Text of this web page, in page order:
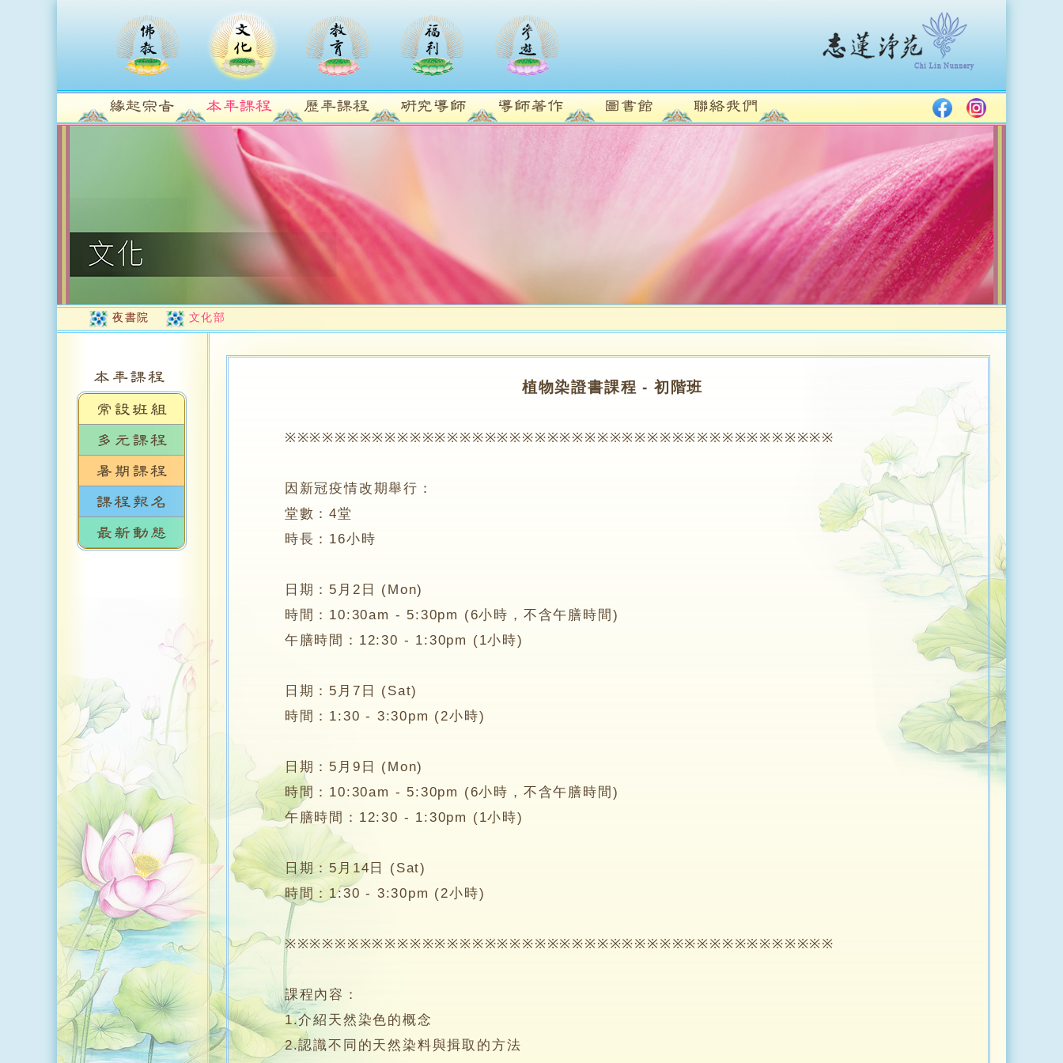
夜書院 文化部
植物染證書課程 - 初階班
※※※※※※※※※※※※※※※※※※※※※※※※※※※※※※※※※※※※※※※※※※※※
因新冠疫情改期舉行：
堂數：4堂
時長：16小時
日期：5月2日 (Mon)
時間：10:30am - 5:30pm (6小時，不含午膳時間)
午膳時間：12:30 - 1:30pm (1小時)
日期：5月7日 (Sat)
時間：1:30 - 3:30pm (2小時)
日期：5月9日 (Mon)
時間：10:30am - 5:30pm (6小時，不含午膳時間)
午膳時間：12:30 - 1:30pm (1小時)
日期：5月14日 (Sat)
時間：1:30 - 3:30pm (2小時)
※※※※※※※※※※※※※※※※※※※※※※※※※※※※※※※※※※※※※※※※※※※※
課程內容：
1.介紹天然染色的概念
2.認識不同的天然染料與揖取的方法